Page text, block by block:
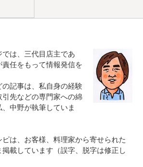
は、三代目店主であ
任をもって情報発信を
記事は、私自身の経験
先などの専門家への綿
中野が執筆していま
は、お客様、料理家から寄せられた
載しています（誤字、脱字は修正し